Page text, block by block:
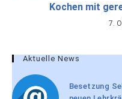
Kochen mit
7.
Aktuelle News
Besetzung